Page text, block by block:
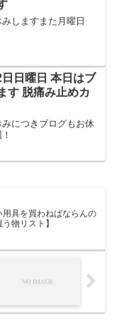
しますまた月曜日
日曜日 本日はブ
す 脱痛み止めカ
につきブログもお休
用具を買わねばならんの
物リスト】